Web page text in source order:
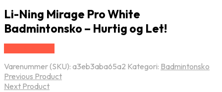
Li-Ning Mirage Pro White
Badmintonsko – Hurtig og Let!
Varenummer (SKU): a3eb3aba65a2 Kategori: Badmintonsko
Previous Product
Next Product